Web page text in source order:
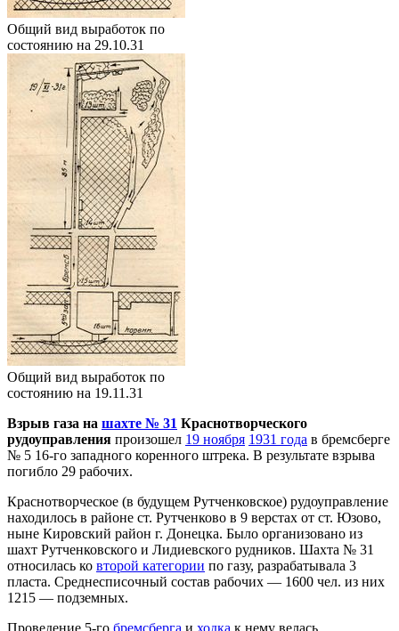
Общий вид выработок по
состоянию на 29.10.31
Общий вид выработок по
состоянию на 19.11.31
Взрыв газа на шахте № 31 Краснотворческого
рудоуправления произошел 19 ноября 1931 года в бремсберге
№ 5 16-го западного коренного штрека. В результате взрыва
погибло 29 рабочих.
Краснотворческое (в будущем Рутченковское) рудоуправление
находилось в районе ст. Рутченково в 9 верстах от ст. Юзово,
ныне Кировский район г. Донецка. Было организовано из
шахт Рутченковского и Лидиевского рудников. Шахта № 31
относилась ко второй категории по газу, разрабатывала 3
пласта. Среднесписочный состав рабочих — 1600 чел. из них
1215 — подземных.
Проведение 5-го бремсберга и ходка к нему велась